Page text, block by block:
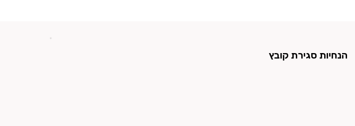
הנחיות סגירת קובץ